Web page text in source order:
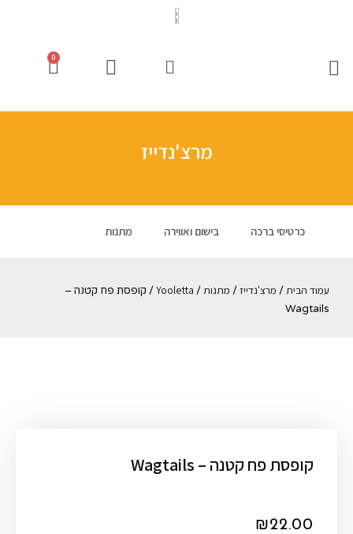
0
מרצ'נדייז
כרטיסי ברכה בישום ואווירה מתנות
עמוד הבית/ מרצ'נדייז / מתנות/
Yooletta/ קופסת פח קטנה –
Wagtails
קופסת פח קטנה – Wagtails
₪22.00